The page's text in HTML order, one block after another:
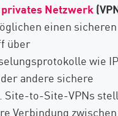
Netzwerk
einen sicheren
über
wie
andere sichere
Site-to-Site-VPNs
Verbindung